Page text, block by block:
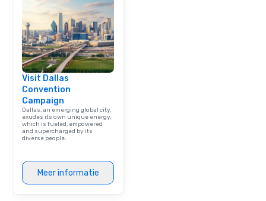
Visit Dallas
Convention
Campaign
Dallas, an emerging global city,
exudes its own unique energy,
which is fueled, empowered
and supercharged by its
diverse people.
Meer informatie